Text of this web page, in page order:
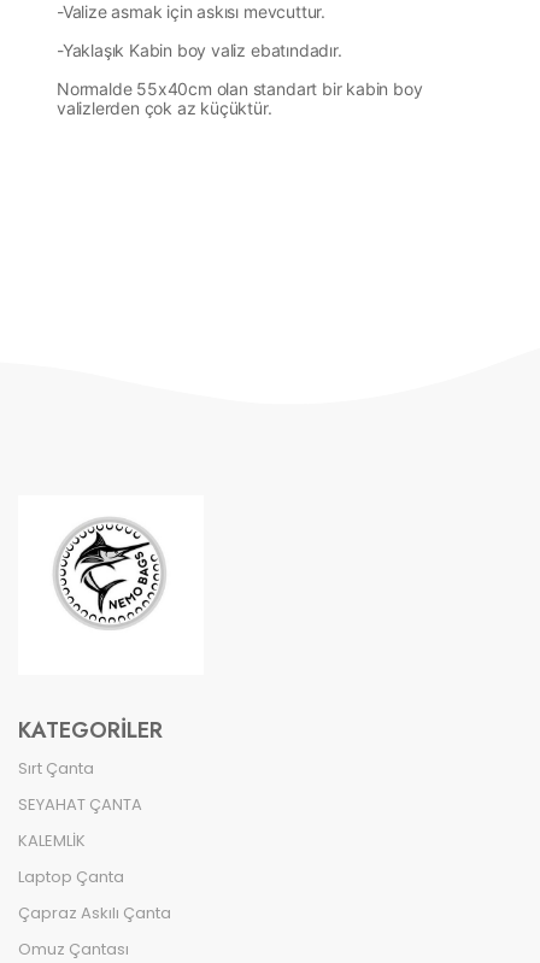
-Valize asmak için askısı mevcuttur.
-Yaklaşık Kabin boy valiz ebatındadır.
Normalde 55x40cm olan standart bir kabin boy
valizlerden çok az küçüktür.
KATEGORILER
Sırt Çanta
SEYAHAT ÇANTA
KALEMLİK
Laptop Çanta
Çapraz Askılı Çanta
Omuz Çantası